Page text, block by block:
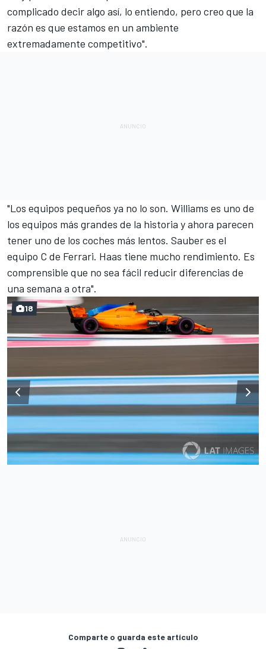
complicado decir algo así, lo entiendo, pero creo que la
razón es que estamos en un ambiente
extremadamente competitivo".
"Los equipos pequeños ya no lo son. Williams es uno de
los equipos más grandes de la historia y ahora parecen
tener uno de los coches más lentos. Sauber es el
equipo C de Ferrari. Haas tiene mucho rendimiento. Es
comprensible que no sea fácil reducir diferencias de
una semana a otra".
18
Comparte o guarda este artículo